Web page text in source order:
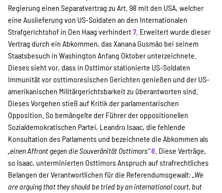
Regierung einen Separatvertrag zu Art. 98 mit den USA, welcher
eine Auslieferung von US-Soldaten an den Internationalen
Strafgerichtshof in Den Haag verhindert7 . Erweitert wurde dieser
Vertrag durch ein Abkommen, das Xanana Gusmão bei seinem
Staatsbesuch in Washington Anfang Oktober unterzeichnete.
Dieses sieht vor, dass in Osttimor stationierte US-Soldaten
Immunität vor osttimoresischen Gerichten genießen und der US-
amerikanischen Militärgerichtsbarkeit zu überantworten sind.
Dieses Vorgehen stieß auf Kritik der parlamentarischen
Opposition. So bemängelte der Führer der oppositionellen
Sozialdemokratischen Partei, Leandro Isaac, die fehlende
Konsultation des Parlaments und bezeichnete die Abkommen als
„einen Affront gegen die Souveränität Osttimors“8 . Diese Verträge,
so Isaac, unterminierten Osttimors Anspruch auf strafrechtliches
Belangen der Verantwortlichen für die Referendumsgewalt: „We
are arguing that they should be tried by an international court, but